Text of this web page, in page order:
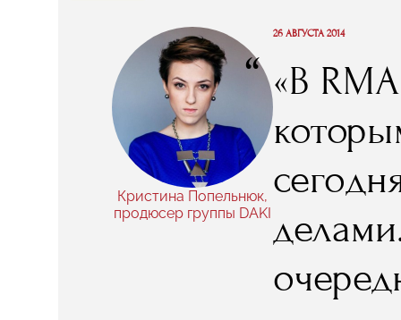
имеют
опыт.
если и
не
Кристина Попельнюк,
продюсер группы DAKI
“
26 АВГУСТА 2014
«В